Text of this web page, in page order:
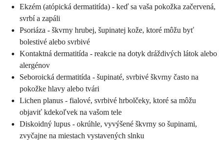
Ekzém (atópická dermatitída) - keď sa vaša pokožka začervená,
svrbí a zapáli
Psoriáza - škvrny hrubej, šupinatej kože, ktoré môžu byť
bolestivé alebo svrbivé
Kontaktná dermatitída - reakcie na dotyk dráždivých látok alebo
alergénov
Seboroická dermatitída - šupinaté, svrbivé škvrny často na
pokožke hlavy alebo tvári
Lichen planus - fialové, svrbivé hrbolčeky, ktoré sa môžu
objaviť kdekoľvek na vašom tele
Diskoidný lupus - okrúhle, vyvýšené škvrny so šupinami,
zvyčajne na miestach vystavených slnku